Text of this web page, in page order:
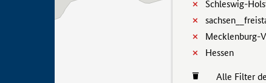
Schleswig-
Mecklenburg-
Hessen
Alle Filter